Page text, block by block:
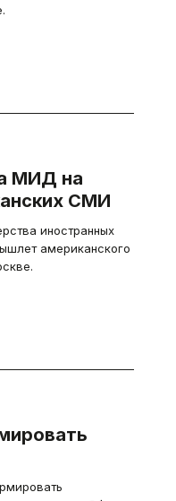
МИД на
СМИ
иностранных
американского